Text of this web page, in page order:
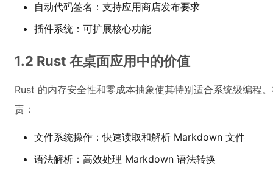
自动代码签名：支持应用商店发布要求
插件系统：可扩展核心功能
1.2 Rust 在桌面应用中的价值
Rust 的内存安全性和零成本抽象使其特别适合系统级编程
责：
文件系统操作：快速读取和解析 Markdown 文件
语法解析：高效处理 Markdown 语法转换